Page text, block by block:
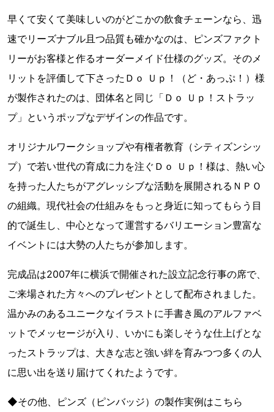
早くて安くて美味しいのがどこかの飲食チェーンなら、迅
速でリーズナブル且つ品質も確かなのは、ピンズファクト
リーがお客様と作るオーダーメイド仕様のグッズ。そのメ
リットを評価して下さったＤｏ Ｕｐ！（ど・あっぷ！）様
が製作されたのは、団体名と同じ「Ｄｏ Ｕｐ！ストラッ
プ」というポップなデザインの作品です。
オリジナルワークショップや有権者教育（シティズンシッ
プ）で若い世代の育成に力を注ぐＤｏ Ｕｐ！様は、熱い心
を持った人たちがアグレッシブな活動を展開されるＮＰＯ
の組織。現代社会の仕組みをもっと身近に知ってもらう目
的で誕生し、中心となって運営するバリエーション豊富な
イベントには大勢の人たちが参加します。
完成品は2007年に横浜で開催された設立記念行事の席で、
ご来場された方々へのプレゼントとして配布されました。
温かみのあるユニークなイラストに手書き風のアルファベ
ットでメッセージが入り、いかにも楽しそうな仕上げとな
ったストラップは、大きな志と強い絆を育みつつ多くの人
に思い出を送り届けてくれたようです。
◆その他、ピンズ（ピンバッジ）の製作実例はこちら